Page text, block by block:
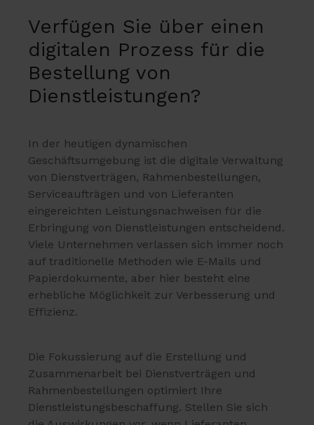
Verfügen Sie über einen
digitalen Prozess für die
Bestellung von
Dienstleistungen?
In der heutigen dynamischen
Geschäftsumgebung ist die digitale Verwaltung
von Dienstverträgen, Rahmenbestellungen,
Serviceaufträgen und von Lieferanten
eingereichten Leistungsnachweisen für die
Erbringung von Dienstleistungen entscheidend.
Viele Unternehmen verlassen sich immer noch
auf traditionelle Methoden wie E-Mails und
Papierdokumente, aber hier besteht eine
erhebliche Möglichkeit zur Verbesserung und
Effizienz.
Die Fokussierung auf die Erstellung und
Zusammenarbeit bei Dienstverträgen und
Rahmenbestellungen optimiert Ihre
Dienstleistungsbeschaffung. Stellen Sie sich